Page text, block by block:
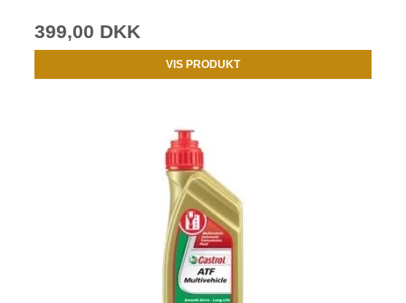
399,00 DKK
VIS PRODUKT